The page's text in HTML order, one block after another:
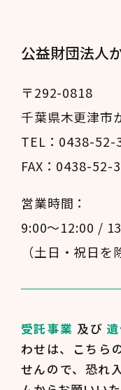
公益財団法人
〒292-0818
千葉県木更津市
TEL：0438-52-
FAX：0438-52-
営業時間：
9:00～12:00 /
（土日・祝日を
受託事業 及び
わせは、
こちら
せんので、 恐れ